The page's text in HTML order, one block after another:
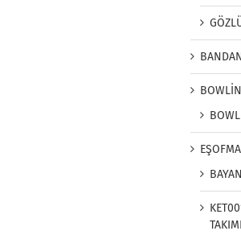
TAKIMI